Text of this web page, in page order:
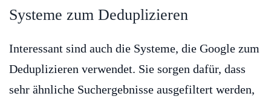
Systeme zum Deduplizieren
Interessant sind auch die Systeme, die Google zum
Deduplizieren verwendet. Sie sorgen dafür, dass
sehr ähnliche Suchergebnisse ausgefiltert werden,